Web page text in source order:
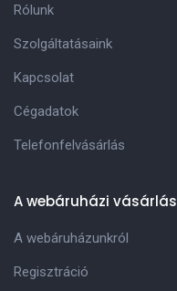
Rólunk
Szolgáltatásaink
Kapcsolat
Cégadatok
Telefonfelvásárlás
A webáruházi vásárlás
A webáruházunkról
Regisztráció